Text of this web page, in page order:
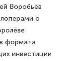
Воробьёв
о
формата
инвестиции